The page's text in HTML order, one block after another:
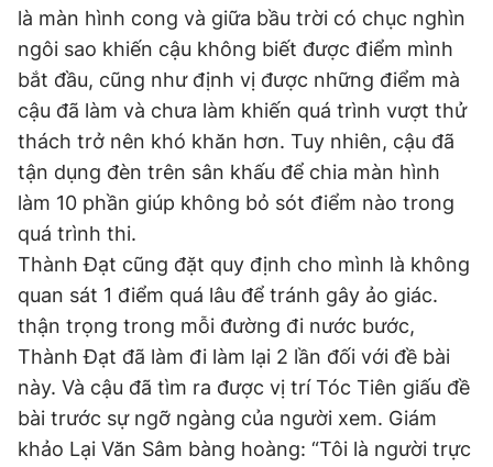
là màn hình cong và giữa bầu trời có chục nghìn
ngôi sao khiến cậu không biết được điểm mình
bắt đầu, cũng như định vị được những điểm mà
cậu đã làm và chưa làm khiến quá trình vượt thử
thách trở nên khó khăn hơn. Tuy nhiên, cậu đã
tận dụng đèn trên sân khấu để chia màn hình
làm 10 phần giúp không bỏ sót điểm nào trong
quá trình thi.
Thành Đạt cũng đặt quy định cho mình là không
quan sát 1 điểm quá lâu để tránh gây ảo giác.
thận trọng trong mỗi đường đi nước bước,
Thành Đạt đã làm đi làm lại 2 lần đối với đề bài
này. Và cậu đã tìm ra được vị trí Tóc Tiên giấu đề
bài trước sự ngỡ ngàng của người xem. Giám
khảo Lại Văn Sâm bàng hoàng: “Tôi là người trực